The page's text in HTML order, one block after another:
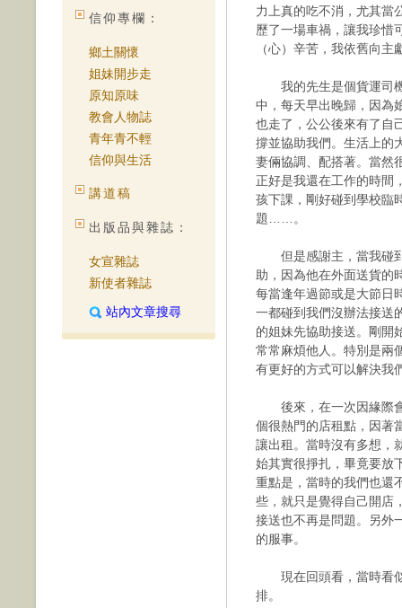
信仰專欄：
鄉土關懷
姐妹開步走
原知原味
教會人物誌
青年青不輕
信仰與生活
講道稿
出版品與雜誌：
女宣雜誌
新使者雜誌
站內文章搜尋
力上真的吃不消，尤其當
歷了一場車禍，讓我珍惜
（心）辛苦，我依舊向主
我的先生是個貨運司機
中，每天早出晚歸，因為
也走了，公公後來有了自
撐並協助我們。生活上的
妻倆協調、配搭著。當然
正好是我還在工作的時間
孩下課，剛好碰到學校臨
題……。
但是感謝主，當我碰到
助，因為他在外面送貨的
每當逢年過節或是大節日
一都碰到我們沒辦法接送
的姐妹先協助接送。剛開
常常麻煩他人。特別是兩
有更好的方式可以解決我
後來，在一次因緣際會
個很熱門的店租點，因著
讓出租。當時沒有多想，
始其實很掙扎，畢竟要放
重點是，當時的我們也還
些，就只是覺得自己開店
接送也不再是問題。另外
的服事。
現在回頭看，當時看似
排。